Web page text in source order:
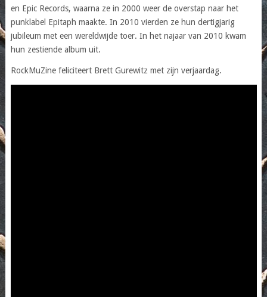
en Epic Records, waarna ze in 2000 weer de overstap naar het
punklabel Epitaph maakte. In 2010 vierden ze hun dertigjarig
jubileum met een wereldwijde toer. In het najaar van 2010 kwam
hun zestiende album uit.
RockMuZine feliciteert Brett Gurewitz met zijn verjaardag.